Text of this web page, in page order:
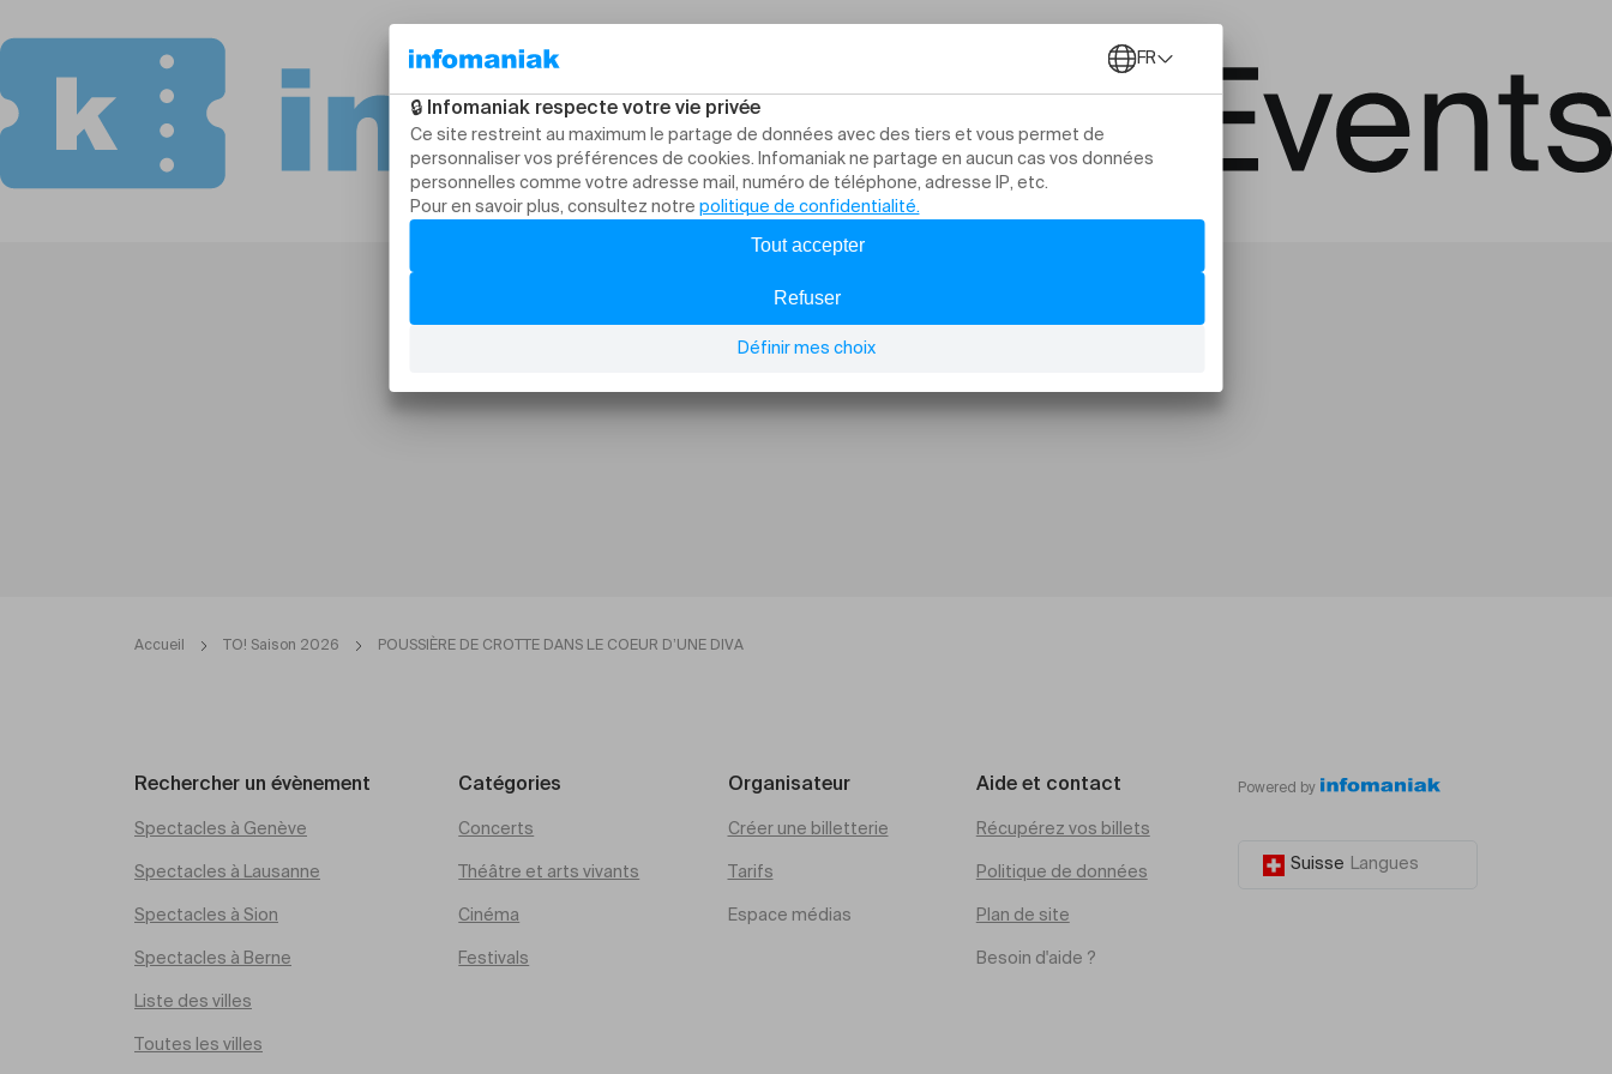
Accueil TO! Saison 2026 POUSSIÈRE DE CROTTE DANS LE COEUR D’UNE DIVA
Rechercher un évènement
Spectacles à Genève
Spectacles à Lausanne
Spectacles à Sion
Spectacles à Berne
Liste des villes
Toutes les villes
Catégories
Concerts
Théâtre et arts vivants
Cinéma
Festivals
Organisateur
Créer une billetterie
Tarifs
Espace médias
Aide et contact
Récupérez vos billets
Politique de données
Plan de site
Besoin d'aide ?
Powered by
Suisse Langues